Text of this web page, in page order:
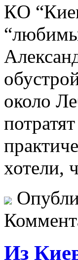
КO
около
хотели,
Из